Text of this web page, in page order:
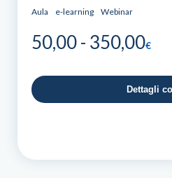
Aula e-learning Webinar
50,00- 350,00
da
€
Dettagli